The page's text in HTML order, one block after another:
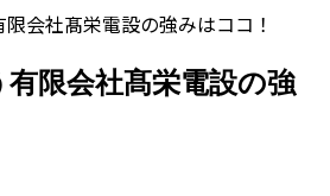
会社髙栄電設の強みはココ！
限会社髙栄電設の強